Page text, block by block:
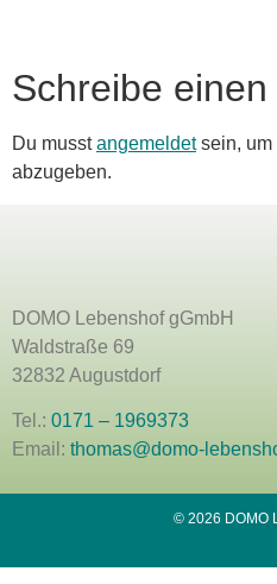
Schreibe
Du musstangemeldetsein, um
abzugeben.
DOMO Lebenshof gGmbH
Waldstraße 69
32832 Augustdorf
Tel.: 0171 – 1969373
Email: thomas@domo-
© 2026 DOMO